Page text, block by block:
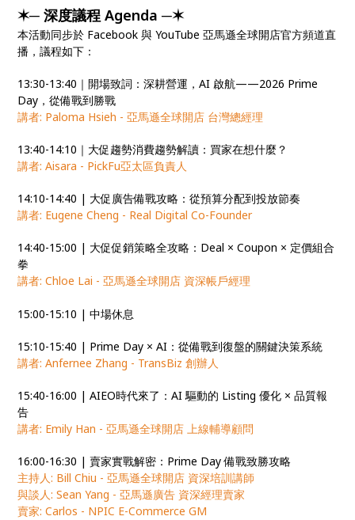
✶─ 深度議程 Agenda ─✶
本活動同步於 Facebook 與 YouTube 亞馬遜全球開店官方頻道直
播，議程如下：
13:30-13:40｜開場致詞：深耕營運，AI 啟航——2026 Prime
Day，從備戰到勝戰
講者: Paloma Hsieh - 亞馬遜全球開店 台灣總經理
13:40-14:10｜大促趨勢消費趨勢解讀：買家在想什麼？
講者: Aisara - PickFu亞太區負責人
14:10-14:40 | 大促廣告備戰攻略：從預算分配到投放節奏
講者: Eugene Cheng - Real Digital Co-Founder
14:40-15:00 | 大促促銷策略全攻略：Deal × Coupon × 定價組合
拳
講者: Chloe Lai - 亞馬遜全球開店 資深帳戶經理
15:00-15:10 | 中場休息
15:10-15:40 | Prime Day × AI：從備戰到復盤的關鍵決策系統
講者: Anfernee Zhang - TransBiz 創辦人
15:40-16:00 | AIEO時代來了：AI 驅動的 Listing 優化 × 品質報
告
講者: Emily Han - 亞馬遜全球開店 上線輔導顧問
16:00-16:30 | 賣家實戰解密：Prime Day 備戰致勝攻略
主持人: Bill Chiu - 亞馬遜全球開店 資深培訓講師
與談人: Sean Yang - 亞馬遜廣告 資深經理賣家
賣家: Carlos - NPIC E-Commerce GM